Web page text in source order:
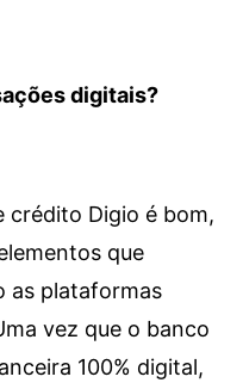
digitais?
crédito Digio é bom,
que
as plataformas
vez que o banco
100% digital,